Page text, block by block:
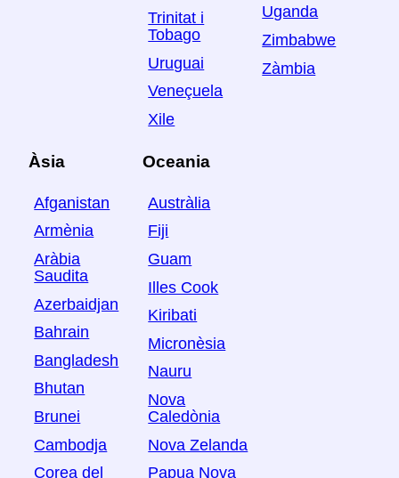
Trinitat i
Tobago
Uruguai
Veneçuela
Xile
Uganda
Zimbabwe
Zàmbia
Àsia
Afganistan
Armènia
Aràbia
Saudita
Azerbaidjan
Bahrain
Bangladesh
Bhutan
Brunei
Cambodja
Corea del
Oceania
Austràlia
Fiji
Guam
Illes Cook
Kiribati
Micronèsia
Nauru
Nova
Caledònia
Nova Zelanda
Papua Nova